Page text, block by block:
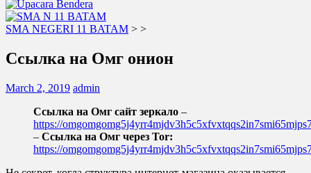
SMA NEGERI 11 BATAM > >
Ссылка на Омг онион
March 2, 2019 admin
Ссылка на Омг сайт зеркало –
https://
– Ссылка на Омг через Tor:
https://